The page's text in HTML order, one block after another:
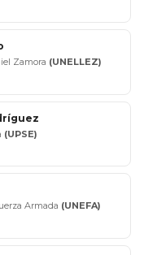
Zamora (UNELLEZ)
(UPSE)
Armada (UNEFA)